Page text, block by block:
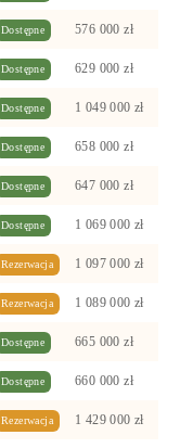
Dostępne 576 000 zł
Dostępne 629 000 zł
Dostępne 1 049 000 zł
Dostępne 658 000 zł
Dostępne 647 000 zł
Dostępne 1 069 000 zł
Rezerwacja 1 097 000 zł
Rezerwacja 1 089 000 zł
Dostępne 665 000 zł
Dostępne 660 000 zł
Rezerwacja 1 429 000 zł